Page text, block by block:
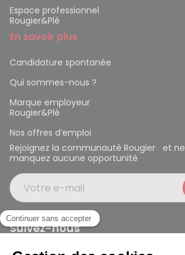
Espace professionnel
Rougier&Plé
En savoir plus
Candidature spontanée
Qui sommes-nous ?
Marque employeur
Rougier&Plé
Nos offres d’emploi
Rejoignez la communauté Rougier et ne
manquez aucune opportunité
Votre e-mail
Suivez-nous